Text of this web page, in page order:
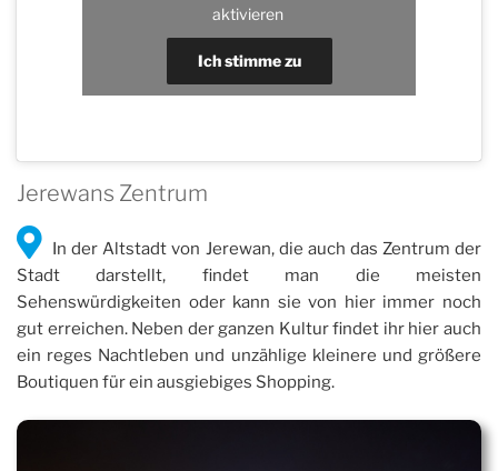
aktivieren
Ich stimme zu
Jerewans Zentrum
In der Altstadt von Jerewan, die auch das Zentrum der
Stadt darstellt, findet man die meisten
Sehenswürdigkeiten oder kann sie von hier immer noch
gut erreichen. Neben der ganzen Kultur findet ihr hier auch
ein reges Nachtleben und unzählige kleinere und größere
Boutiquen für ein ausgiebiges Shopping.